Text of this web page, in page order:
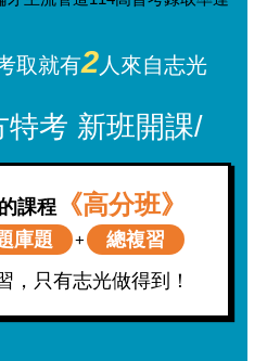
取就有2人來自志光
考 新班開課/
課程 《高分班》
庫題 +
總複習
，只有志光做得到！